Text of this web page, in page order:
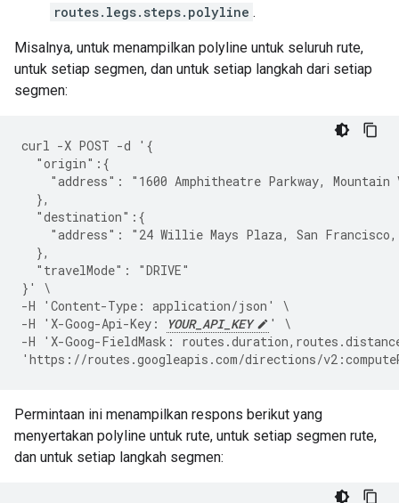
routes.legs.steps.polyline .
Misalnya, untuk menampilkan polyline untuk seluruh rute,
untuk setiap segmen, dan untuk setiap langkah dari setiap
segmen:
curl -X POST -d '{
  "origin":{
"address": "1600 Amphitheatre Parkway, Mountain
  },
  "destination":{
"address": "24 Willie Mays Plaza, San
  },
  "travelMode": "DRIVE"
}' \
-H 'Content-Type: application/json' \
-H 'X-Goog-Api-Key:
YOUR_API_KEY
' \
-H 'X-Goog-FieldMask:
'https://routes.googleapis.com/directions/
Permintaan ini menampilkan respons berikut yang
menyertakan polyline untuk rute, untuk setiap segmen rute,
dan untuk setiap langkah segmen: